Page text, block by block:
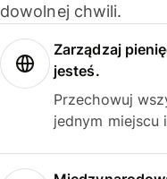
dowolnej chwili.
Zarządzaj
jesteś.
Przechowuj
jednym miejscu